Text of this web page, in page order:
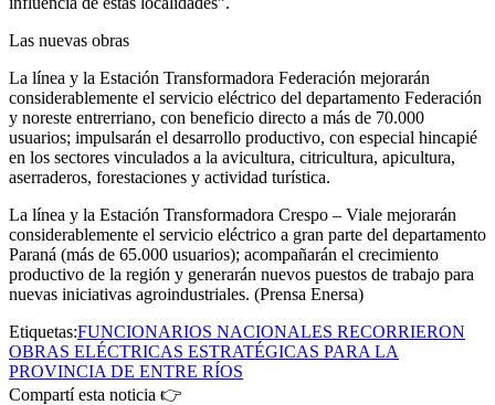
Las nuevas obras
La línea y la Estación Transformadora Federación mejorarán
considerablemente el servicio eléctrico del departamento Federación
y noreste entrerriano, con beneficio directo a más de 70.000
usuarios; impulsarán el desarrollo productivo, con especial hincapié
en los sectores vinculados a la avicultura, citricultura, apicultura,
aserraderos, forestaciones y actividad turística.
La línea y la Estación Transformadora Crespo – Viale mejorarán
considerablemente el servicio eléctrico a gran parte del departamento
Paraná (más de 65.000 usuarios); acompañarán el crecimiento
productivo de la región y generarán nuevos puestos de trabajo para
nuevas iniciativas agroindustriales. (Prensa Enersa)
Etiquetas:FUNCIONARIOS NACIONALES RECORRIERON
OBRAS ELÉCTRICAS ESTRATÉGICAS PARA LA
PROVINCIA DE ENTRE RÍOS
Compartí esta noticia 👉